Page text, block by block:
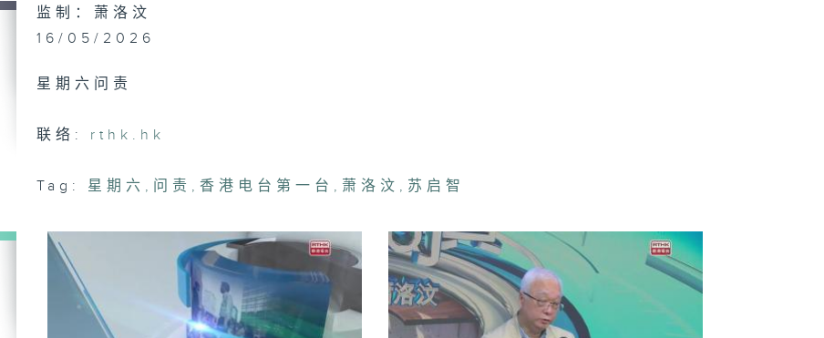
及内地事务局局长
谢小华
监制：萧洛汶
16/05/2026
星期六问责
联络: rthk.hk
Tag: 星期六 , 问责 , 香港电台第一台 , 萧洛汶 , 苏启智